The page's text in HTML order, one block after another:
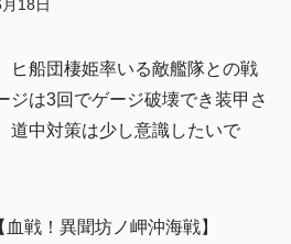
18日
ヒ船団棲姫率いる敵艦隊との戦
ジは3回でゲージ破壊でき装甲さ
道中対策は少し意識したいで
戦！異聞坊ノ岬沖海戦】